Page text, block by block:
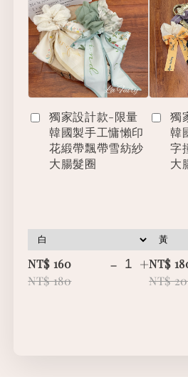
獨家設計款-限量
韓國製手工慵懶印
花緞帶飄帶雪紡紗
大腸髮圈
NT$ 160
NT$ 180
- +
獨
韓
字
大
NT$
NT$